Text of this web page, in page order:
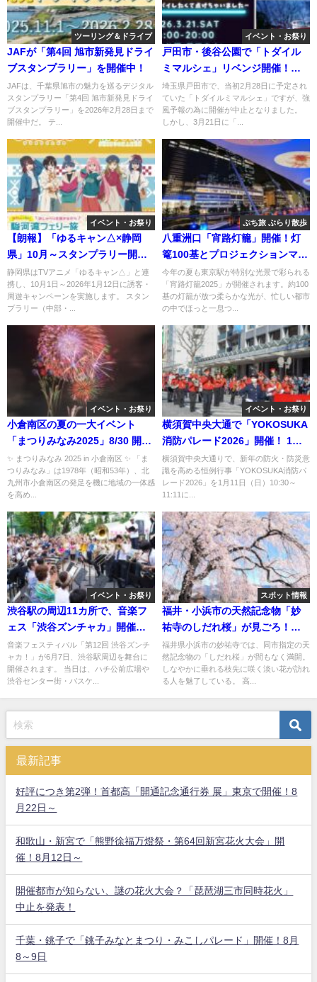
ツーリング＆ドライブ
JAFが「第4回 旭市新発見ドライ
ブスタンプラリー」を開催中！
JAFは、千葉県旭市の魅力を巡るデジタル
スタンプラリー「第4回 旭市新発見ドライ
ブスタンプラリー」を2026年2月28日まで
開催中だ。 テ...
イベント・お祭り
戸田市・後谷公園で「トダイル
ミマルシェ」リベンジ開催！
3/21日
埼玉県戸田市で、当初2月28日に予定され
ていた「トダイルミマルシェ」ですが、強
風予報の為に開催が中止となりました。
しかし、3月21日に「...
イベント・お祭り
【朗報】「ゆるキャン△×静岡
県」10月～スタンプラリー開
催！
静岡県はTVアニメ「ゆるキャン△」と連
携し、10月1日～2026年1月12日に誘客・
周遊キャンペーンを実施します。 スタン
プラリー（中部・...
ぷち旅 ぶらり散歩
八重洲口「宵路灯籠」開催！灯
篭100基とプロジェクションマッ
ピング！
今年の夏も東京駅が特別な光景で彩られる
「宵路灯籠2025」が開催されます。約100
基の灯籠が放つ柔らかな光が、忙しい都市
の中でほっと一息つ...
イベント・お祭り
小倉南区の夏の一大イベント
「まつりみなみ2025」8/30 開
催！
✨ まつりみなみ 2025 in 小倉南区 ✨ 「ま
つりみなみ」は1978年（昭和53年）、北
九州市小倉南区の発足を機に地域の一体感
を高め...
イベント・お祭り
横須賀中央大通で「YOKOSUKA
消防パレード2026」開催！ 1月
11日
横須賀中央大通りで、新年の防火・防災意
識を高める恒例行事「YOKOSUKA消防パ
レード2026」を1月11日（日）10:30～
11:11に...
イベント・お祭り
渋谷駅の周辺11カ所で、音楽フ
ェス「渋谷ズンチャカ」開催！
6/7日
音楽フェスティバル「第12回 渋谷ズンチ
ャカ！」が6月7日、渋谷駅周辺を舞台に
開催されます。 当日は、ハチ公前広場や
渋谷センター街・バスケ...
スポット情報
福井・小浜市の天然記念物「妙
祐寺のしだれ桜」が見ごろ！ラ
イトアップも
福井県小浜市の妙祐寺では、同市指定の天
然記念物の「しだれ桜」が間もなく満開。
しなやかに垂れる枝先に咲く淡い花が訪れ
る人を魅了している。 高...
最新記事
好評につき第2弾！首都高「開通記念通行券 展」東京で開催！8
月22日～
和歌山・新宮で「熊野徐福万燈祭・第64回新宮花火大会」開
催！8月12日～
開催都市が知らない、謎の花火大会？「琵琶湖三市同時花火」
中止を発表！
千葉・銚子で「銚子みなとまつり・みこしパレード」開催！8月
8～9日